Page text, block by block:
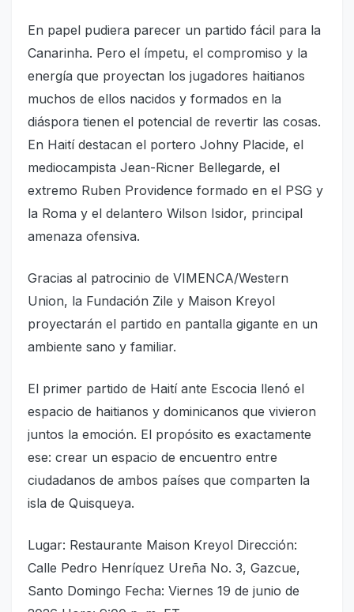
En papel pudiera parecer un partido fácil para la
Canarinha. Pero el ímpetu, el compromiso y la
energía que proyectan los jugadores haitianos
muchos de ellos nacidos y formados en la
diáspora tienen el potencial de revertir las cosas.
En Haití destacan el portero Johny Placide, el
mediocampista Jean-Ricner Bellegarde, el
extremo Ruben Providence formado en el PSG y
la Roma y el delantero Wilson Isidor, principal
amenaza ofensiva.
Gracias al patrocinio de VIMENCA/Western
Union, la Fundación Zile y Maison Kreyol
proyectarán el partido en pantalla gigante en un
ambiente sano y familiar.
El primer partido de Haití ante Escocia llenó el
espacio de haitianos y dominicanos que vivieron
juntos la emoción. El propósito es exactamente
ese: crear un espacio de encuentro entre
ciudadanos de ambos países que comparten la
isla de Quisqueya.
Lugar: Restaurante Maison Kreyol Dirección:
Calle Pedro Henríquez Ureña No. 3, Gazcue,
Santo Domingo Fecha: Viernes 19 de junio de